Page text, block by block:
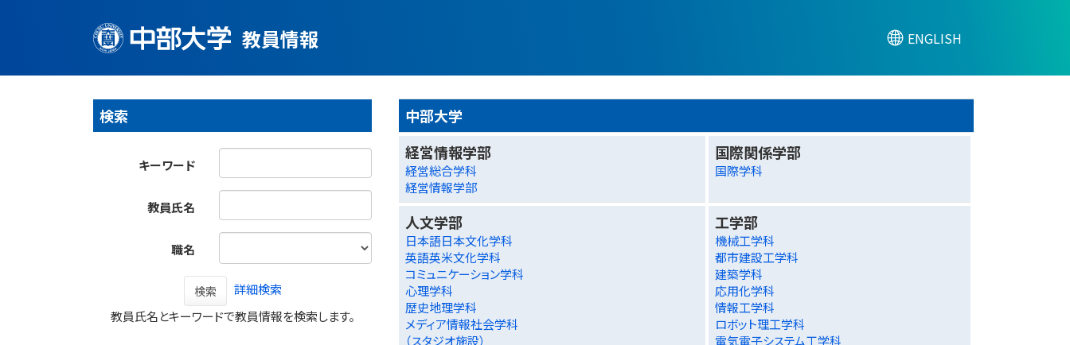
教員情報 ENGLISH
検索
キーワード
教員氏名
職名
検索
詳細検索
教員氏名とキーワードで教員情報を検索します。
中部大学
経営情報学部
経営総合学科
経営情報学部
国際関係学部
国際学科
人文学部
日本語日本文化学科
英語英米文化学科
コミュニケーション学科
心理学科
歴史地理学科
メディア情報社会学科
（スタジオ施設）
工学部
機械工学科
都市建設工学科
建築学科
応用化学科
情報工学科
ロボット理工学科
電気電子システム工学科